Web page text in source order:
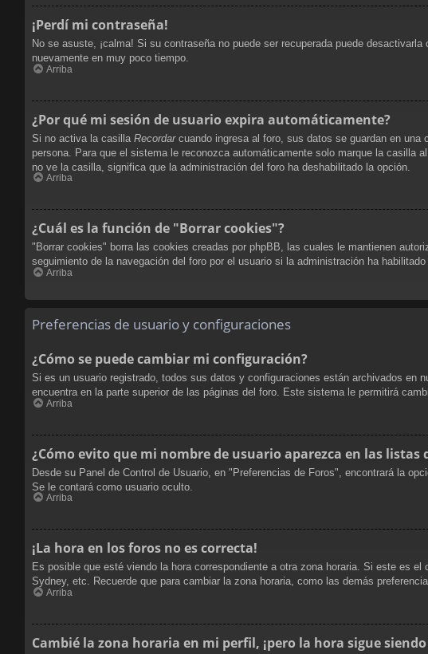
¡Perdí mi contraseña!
No se asuste, ¡calma! Si su contraseña no puede ser recuperada puede
nuevamente en muy poco tiempo.
Arriba
¿Por qué mi sesión de usuario expira automáticamente?
Si no activa la casilla Recordarcuando ingresa al foro, sus datos se guardan en una
persona. Para que el sistema le reconozca automáticamente solo marque la
no ve la casilla, significa que la administración del foro ha deshabilitado la opción.
Arriba
¿Cuál es la función de "Borrar cookies"?
"Borrar cookies" borra las cookies creadas por phpBB, las cuales le mantienen
seguimiento de la navegación del foro por el usuario si la administración ha
Arriba
Preferencias de usuario y configuraciones
¿Cómo se puede cambiar mi configuración?
Si es un usuario registrado, todos sus datos y configuraciones están archivados en
encuentra en la parte superior de las páginas del foro. Este sistema le permitirá
Arriba
¿Cómo evito que mi nombre de usuario aparezca en las listas
Desde su Panel de Control de Usuario, en "Preferencias de Foros", encontrará la
Se le contará como usuario oculto.
Arriba
¡La hora en los foros no es correcta!
Es posible que esté viendo la hora correspondiente a otra zona horaria. Si este es
Sydney, etc. Recuerde que para cambiar la zona horaria, como las demás
Arriba
Cambié la zona horaria en mi perfil, ¡pero la hora sigue